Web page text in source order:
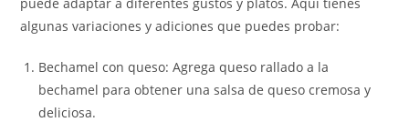
algunas variaciones y adiciones que puedes probar:
Bechamel con queso: Agrega queso rallado a la
bechamel para obtener una salsa de queso cremosa y
deliciosa.